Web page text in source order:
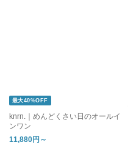
最大40%OFF
knrn.｜めんどくさい日のオールイ
ンワン
11,880円～